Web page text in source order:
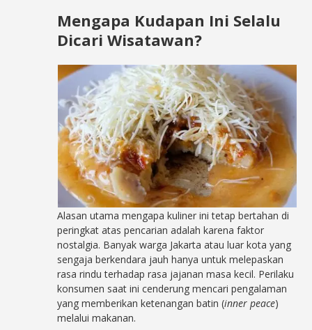
Mengapa Kudapan Ini Selalu
Dicari Wisatawan?
Alasan utama mengapa kuliner ini tetap bertahan di
peringkat atas pencarian adalah karena faktor
nostalgia. Banyak warga Jakarta atau luar kota yang
sengaja berkendara jauh hanya untuk melepaskan
rasa rindu terhadap rasa jajanan masa kecil. Perilaku
konsumen saat ini cenderung mencari pengalaman
yang memberikan ketenangan batin (inner peace)
melalui makanan.